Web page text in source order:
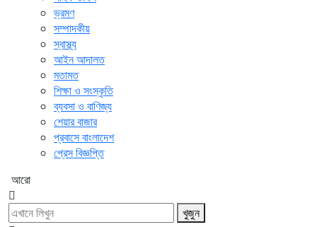
ভ্রমণ
সম্পাদকীয়
স্বাস্থ্য
আইন আদালত
মতামত
শিক্ষা ও সংস্কৃতি
ব্যবসা ও বাণিজ্য
শেয়ার বাজার
প্রবাসে বাংলাদেশ
প্রেস বিজ্ঞপ্তি
আরো
খুজুন